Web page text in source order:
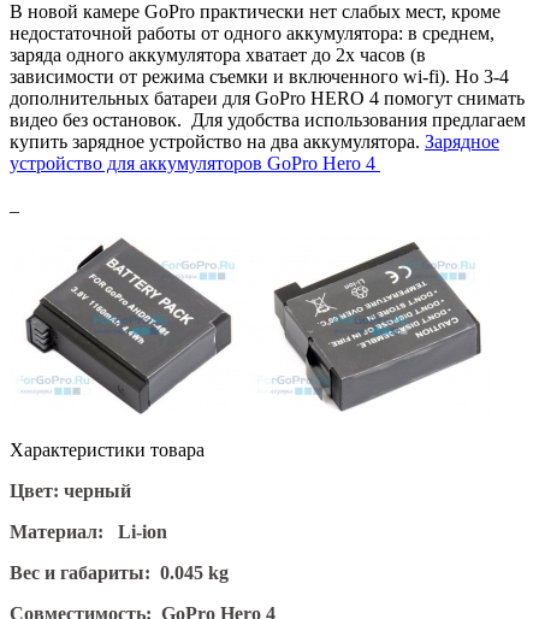
В новой камере GoPro практически нет слабых мест, кроме
недостаточной работы от одного аккумулятора: в среднем,
заряда одного аккумулятора хватает до 2х часов (в
зависимости от режима съемки и включенного wi-fi). Но 3-4
дополнительных батареи для GoPro HERO 4 помогут снимать
видео без остановок. Для удобства использования предлагаем
купить зарядное устройство на два аккумулятора. Зарядное
устройство для аккумуляторов GoPro Hero 4
Характеристики товара
Цвет: черный
Материал: Li-ion
Вес и габариты: 0.045 kg
Совместимость: GoPro Hero 4